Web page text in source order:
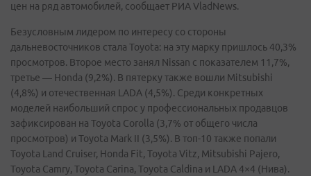
цен на ряд автомобилей, сообщает РИА VladNews.
Безусловным лидером по интересу со стороны
дальневосточников стала Toyota: на эту марку пришлось 40,3%
просмотров. Второе место занял Nissan с показателем 11,7%,
третье — Honda (9,2%). В пятерку также вошли Mitsubishi
(4,8%) и отечественная LADA (4,5%). Среди конкретных
моделей наибольший спрос у профессиональных продавцов
зафиксирован на Toyota Corolla (3,7% от общего числа
просмотров) и Toyota Mark II (3,5%). В топ-10 также попали
Toyota Land Cruiser, Honda Fit, Toyota Vitz, Mitsubishi Pajero,
Toyota Camry, Toyota Carina, Toyota Caldina и LADA 4×4 (Нива).